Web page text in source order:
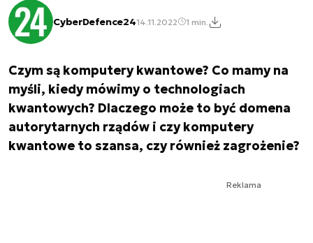
CyberDefence2414.11.2022 1 min.
Czym są komputery kwantowe? Co mamy na
myśli, kiedy mówimy o technologiach
kwantowych? Dlaczego może to być domena
autorytarnych rządów i czy komputery
kwantowe to szansa, czy również zagrożenie?
Reklama